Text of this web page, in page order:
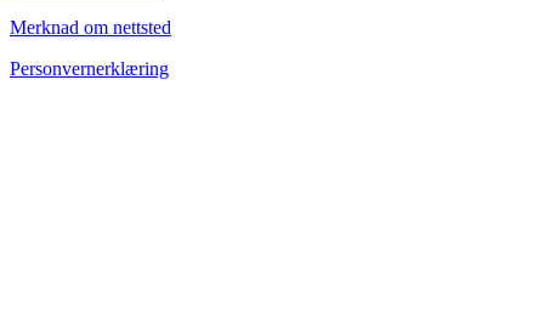
Merknad om nettsted
Personvernerklæring